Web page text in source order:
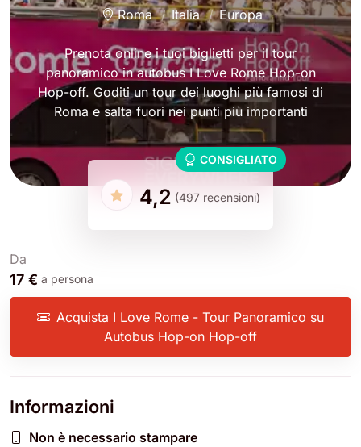
Roma Italia Europa
Prenota online i tuoi biglietti per il tour
panoramico in autobus I Love Rome Hop-on
Hop-off. Goditi un tour dei luoghi più famosi di
Roma e salta fuori nei punti più importanti
CONSIGLIATO
4,2 (497 recensioni)
Da
17 € a persona
Acquista I Love Rome - Tour Panoramico su
Autobus Hop-on Hop-off
Informazioni
Non è necessario stampare